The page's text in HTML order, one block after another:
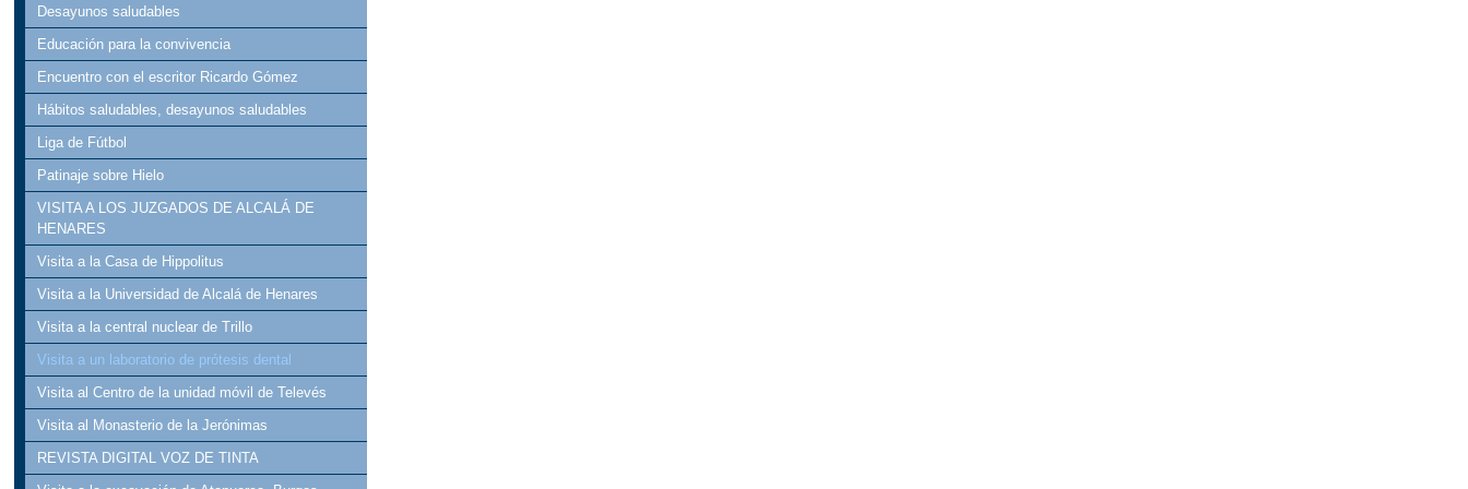
Desayunos saludables
Educación para la convivencia
Encuentro con el escritor Ricardo Gómez
Hábitos saludables, desayunos saludables
Liga de Fútbol
Patinaje sobre Hielo
VISITA A LOS JUZGADOS DE ALCALÁ DE
HENARES
Visita a la Casa de Hippolitus
Visita a la Universidad de Alcalá de Henares
Visita a la central nuclear de Trillo
Visita a un laboratorio de prótesis dental
Visita al Centro de la unidad móvil de Televés
Visita al Monasterio de la Jerónimas
REVISTA DIGITAL VOZ DE TINTA